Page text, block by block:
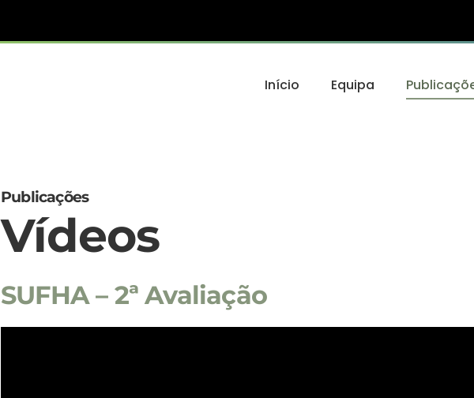
Início Equipa
Publicações
Vídeos
SUFHA – 2ª Avaliação